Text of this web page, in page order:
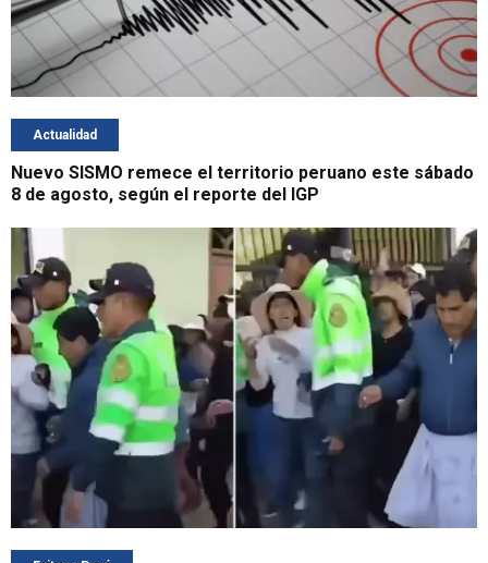
Actualidad
Nuevo SISMO remece el territorio peruano este sábado
8 de agosto, según el reporte del IGP